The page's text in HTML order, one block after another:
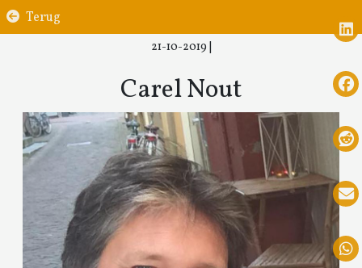
Terug
21-10-2019
Carel Nout